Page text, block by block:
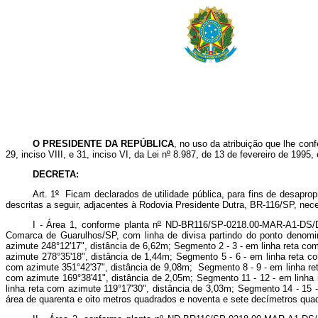
O PRESIDENTE DA REPÚBLICA, no uso da atribuição que lhe
29, inciso VIII, e 31, inciso VI, da Lei nº 8.987, de 13 de fevereiro de
DECRETA:
Art. 1ºFicam declarados de utilidade pública, para fins de
descritas a seguir, adjacentes à Rodovia Presidente Dutra, BR-116/SP,
I - Área 1, conforme planta nºND-BR116/SP-0218.00-MAR-A1-
Comarca de Guarulhos/SP, com linha de divisa partindo do ponto
azimute 248°12'17", distância de 6,62m; Segmento 2 - 3 - em linha reta
azimute 278°35'18", distância de 1,44m; Segmento 5 - 6 - em linha reta
com azimute 351°42'37", distância de 9,08m; Segmento 8 - 9 - em linha
com azimute 169°38'41", distância de 2,05m; Segmento 11 - 12 - em
linha reta com azimute 119°17'30", distância de 3,03m; Segmento 14 -
área de quarenta e oito metros quadrados e noventa e sete decímetros